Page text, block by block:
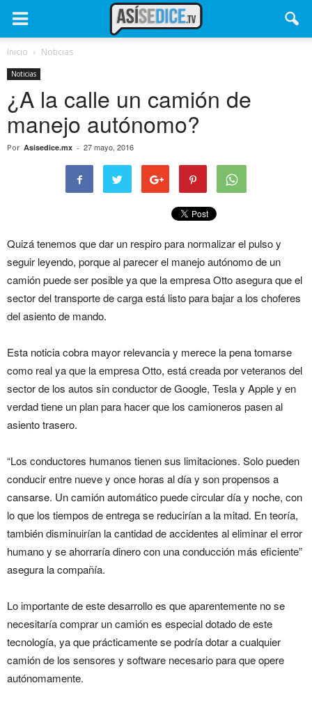
Inicio Noticias
Noticias
¿A la calle un camión de
manejo autónomo?
Por Asisedice.mx - 27 mayo, 2016
Quizá tenemos que dar un respiro para normalizar el pulso y
seguir leyendo, porque al parecer el manejo autónomo de un
camión puede ser posible ya que la empresa Otto asegura que el
sector del transporte de carga está listo para bajar a los choferes
del asiento de mando.
Esta noticia cobra mayor relevancia y merece la pena tomarse
como real ya que la empresa Otto, está creada por veteranos del
sector de los autos sin conductor de Google, Tesla y Apple y en
verdad tiene un plan para hacer que los camioneros pasen al
asiento trasero.
“Los conductores humanos tienen sus limitaciones. Solo pueden
conducir entre nueve y once horas al día y son propensos a
cansarse. Un camión automático puede circular día y noche, con
lo que los tiempos de entrega se reducirían a la mitad. En teoría,
también disminuirían la cantidad de accidentes al eliminar el error
humano y se ahorraría dinero con una conducción más eficiente”
asegura la compañía.
Lo importante de este desarrollo es que aparentemente no se
necesitaría comprar un camión es especial dotado de este
tecnología, ya que prácticamente se podría dotar a cualquier
camión de los sensores y software necesario para que opere
autónomamente.